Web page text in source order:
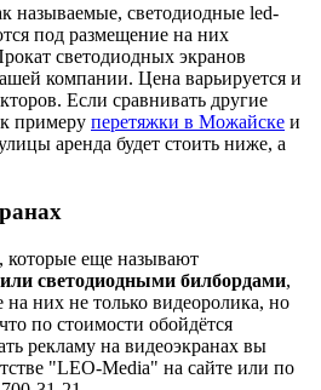
называемые, светодиодные led-
под размещение на них
светодиодных экранов
компании. Цена варьируется и
Если сравнивать другие
примеру перетяжки в Можайске и
аренда будет стоить ниже, а
которые еще называют
светодиодными билбордами,
на них не только видеоролика, но
по стоимости обойдётся
рекламу на видеоэкранах вы
"LEO-Media" на сайте или по